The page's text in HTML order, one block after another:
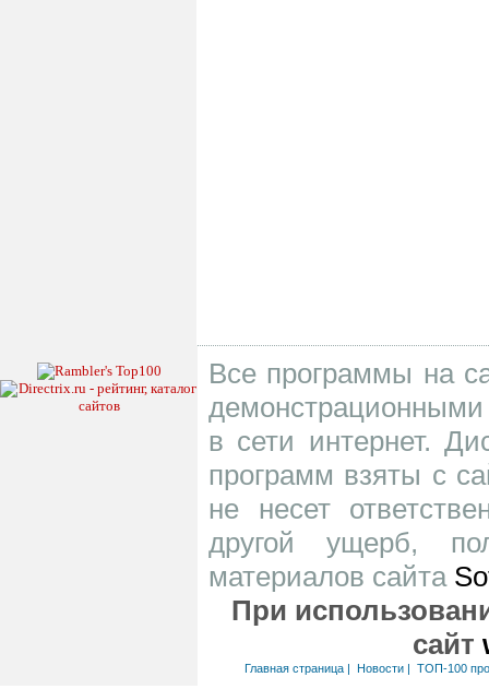
Все программы на
в сети интернет.
программ взяты с
не несет
другой ущерб,
материалов сайта
При
сайт
Главная страница| Новости| ТОП-100